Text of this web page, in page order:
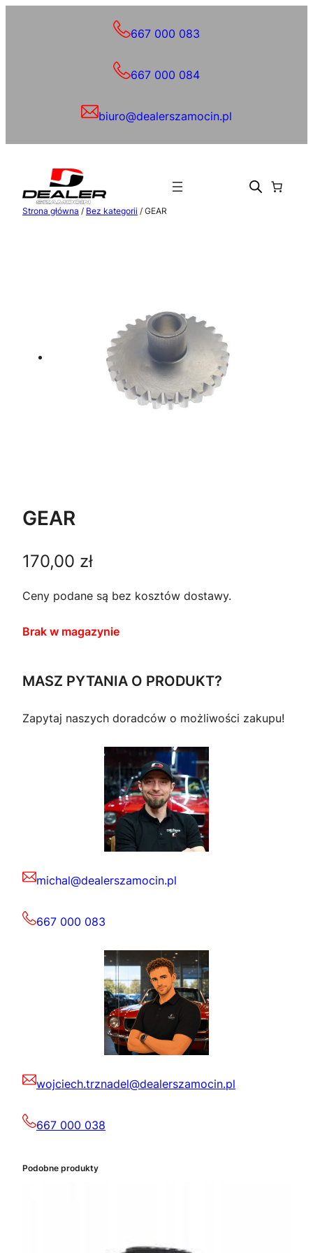
667 000 083
667 000 084
biuro@dealerszamocin.pl
Strona główna / Bez kategorii / GEAR
GEAR
170,00 zł
Ceny podane są bez kosztów dostawy.
Brak w magazynie
MASZ PYTANIA O PRODUKT?
Zapytaj naszych doradców o możliwości zakupu!
michal@dealerszamocin.pl
667 000 083
wojciech.trznadel@dealerszamocin.pl
667 000 038
Podobne produkty